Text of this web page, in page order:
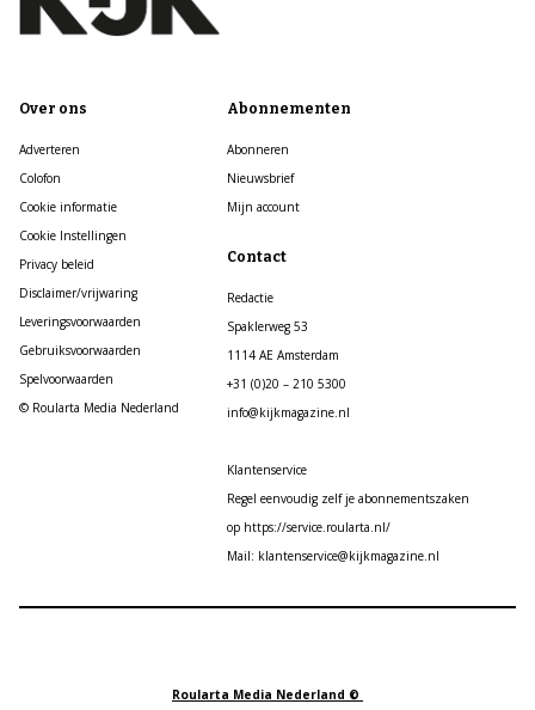
Over ons
Adverteren
Colofon
Cookie informatie
Cookie Instellingen
Privacy beleid
Disclaimer/vrijwaring
Leveringsvoorwaarden
Gebruiksvoorwaarden
Spelvoorwaarden
© Roularta Media Nederland
Abonnementen
Abonneren
Nieuwsbrief
Mijn account
Contact
Redactie
Spaklerweg 53
1114 AE Amsterdam
+31 (0)20 – 210 5300
info@kijkmagazine.nl
Klantenservice
Regel eenvoudig zelf je abonnementszaken
op https://service.roularta.nl/
Mail: klantenservice@kijkmagazine.nl
Roularta Media Nederland ©